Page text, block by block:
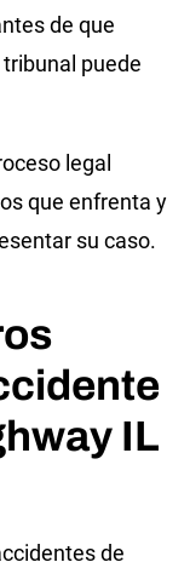
de que
puede
legal
que enfrenta y
su caso.
IL
de